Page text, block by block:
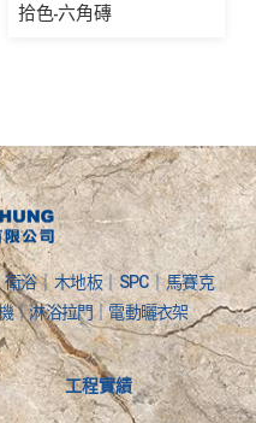
拾色-六角磚
浴｜木地板｜SPC｜馬賽克
｜淋浴拉門｜電動曬衣架
工程實績